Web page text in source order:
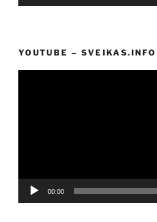
YOUTUBE – SVEIKAS.INFO
00:00